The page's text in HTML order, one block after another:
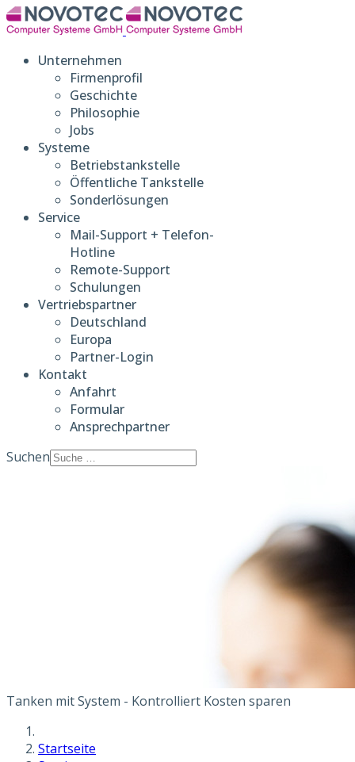
Unternehmen
Firmenprofil
Geschichte
Philosophie
Jobs
Systeme
Betriebstankstelle
Öffentliche Tankstelle
Sonderlösungen
Service
Mail-Support + Telefon-
Hotline
Remote-Support
Schulungen
Vertriebspartner
Deutschland
Europa
Partner-Login
Kontakt
Anfahrt
Formular
Ansprechpartner
Suchen
Tanken mit System - Kontrolliert Kosten sparen
Startseite